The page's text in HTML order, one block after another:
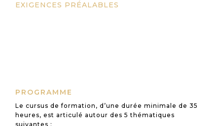
EXIGENCES PRÉALABLES
PROGRAMME
Le cursus de formation, d’une durée minimale de 35
heures, est articulé autour des 5 thématiques
suivantes :